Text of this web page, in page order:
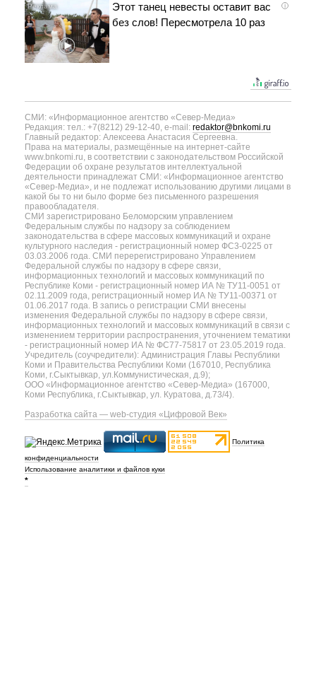
i
Этот танец невесты оставит вас
без слов! Пересмотрела 10 раз
СМИ: «Информационное агентство «Север-Медиа»
Редакция: тел.: +7(8212) 29-12-40, e-mail: redaktor@bnkomi.ru
Главный редактор: Алексеева Анастасия Сергеевна.
Права на материалы, размещённые на интернет-сайте
www.bnkomi.ru, в соответствии с законодательством Российской
Федерации об охране результатов интеллектуальной
деятельности принадлежат СМИ: «Информационное агентство
«Север-Медиа», и не подлежат использованию другими лицами в
какой бы то ни было форме без письменного разрешения
правообладателя.
СМИ зарегистрировано Беломорским управлением
Федеральным службы по надзору за соблюдением
законодательства в сфере массовых коммуникаций и охране
культурного наследия - регистрационный номер ФС3-0225 от
03.03.2006 года. СМИ перерегистрировано Управлением
Федеральной службы по надзору в сфере связи,
информационных технологий и массовых коммуникаций по
Республике Коми - регистрационный номер ИА № ТУ11-0051 от
02.11.2009 года, регистрационный номер ИА № ТУ11-00371 от
01.06.2017 года. В запись о регистрации СМИ внесены
изменения Федеральной службы по надзору в сфере связи,
информационных технологий и массовых коммуникаций в связи с
изменением территории распространения, уточнением тематики
- регистрационный номер ИА № ФС77-75817 от 23.05.2019 года.
Учредитель (соучредители): Администрация Главы Республики
Коми и Правительства Республики Коми (167010, Республика
Коми, г.Сыктывкар, ул.Коммунистическая, д.9);
ООО «Информационное агентство «Север-Медиа» (167000,
Коми Республика, г.Сыктывкар, ул. Куратова, д.73/4).
Разработка сайта — web-студия «Цифровой Век»
Политика
конфиденциальности
Использование аналитики и файлов куки
*